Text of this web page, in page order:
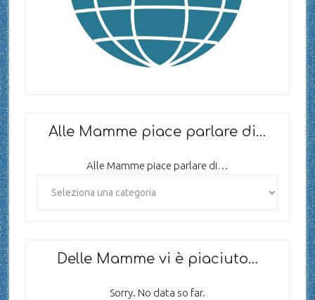
Alle Mamme piace parlare di…
Alle Mamme piace parlare di…
Delle Mamme vi è piaciuto…
Sorry. No data so far.